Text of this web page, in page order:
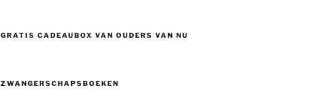
GRATIS CADEAUBOX VAN OUDERS VAN NU
ZWANGERSCHAPSBOEKEN